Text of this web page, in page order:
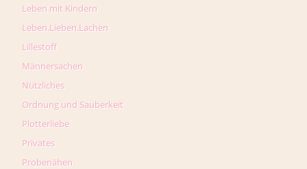
Leben mit Kindern
Leben.Lieben.Lachen
Lillestoff
Männersachen
Nützliches
Ordnung und Sauberkeit
Plotterliebe
Privates
Probenähen